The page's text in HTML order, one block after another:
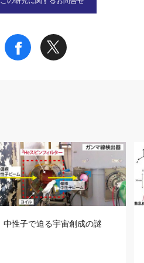
中性子で迫る宇宙創成の謎